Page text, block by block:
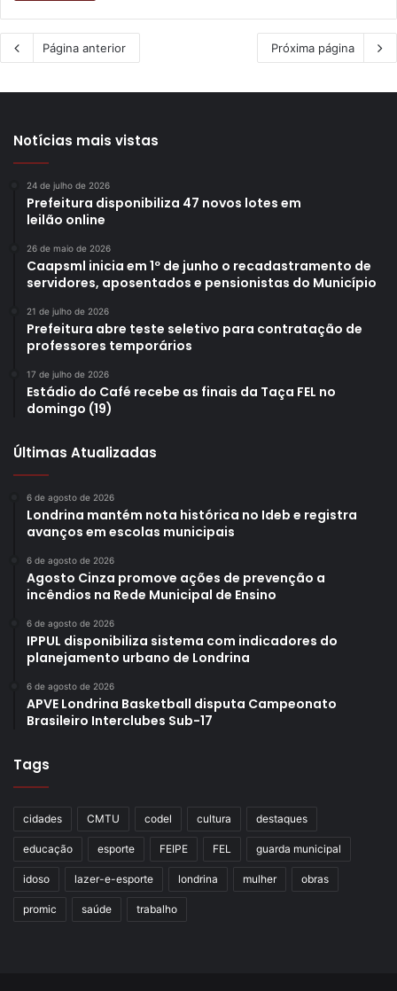
Página anterior Próxima página
Notícias mais vistas
24 de julho de 2026
Prefeitura disponibiliza 47 novos lotes em
leilão online
26 de maio de 2026
Caapsml inicia em 1º de junho o recadastramento de
servidores, aposentados e pensionistas do Município
21 de julho de 2026
Prefeitura abre teste seletivo para contratação de
professores temporários
17 de julho de 2026
Estádio do Café recebe as finais da Taça FEL no
domingo (19)
Últimas Atualizadas
6 de agosto de 2026
Londrina mantém nota histórica no Ideb e registra
avanços em escolas municipais
6 de agosto de 2026
Agosto Cinza promove ações de prevenção a
incêndios na Rede Municipal de Ensino
6 de agosto de 2026
IPPUL disponibiliza sistema com indicadores do
planejamento urbano de Londrina
6 de agosto de 2026
APVE Londrina Basketball disputa Campeonato
Brasileiro Interclubes Sub-17
Tags
cidades CMTU codel cultura destaques
educação esporte FEIPE FEL guarda municipal
idoso lazer-e-esporte londrina mulher obras
promic saúde trabalho